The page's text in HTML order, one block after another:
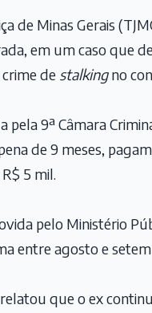
de Minas Gerais
em um caso que
de stalkingno
pela 9ª Câmara
de 9 meses,
5 mil.
pelo Ministério
entre agosto e
que o ex